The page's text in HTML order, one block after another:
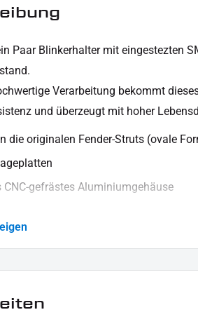
Paar Blinkerhalter mit eingestezten
Verarbeitung bekommt
und überzeugt mit hoher
die originalen Fender-Struts (ovale
CNC-gefrästes Aluminiumgehäuse
ca. 200 mm